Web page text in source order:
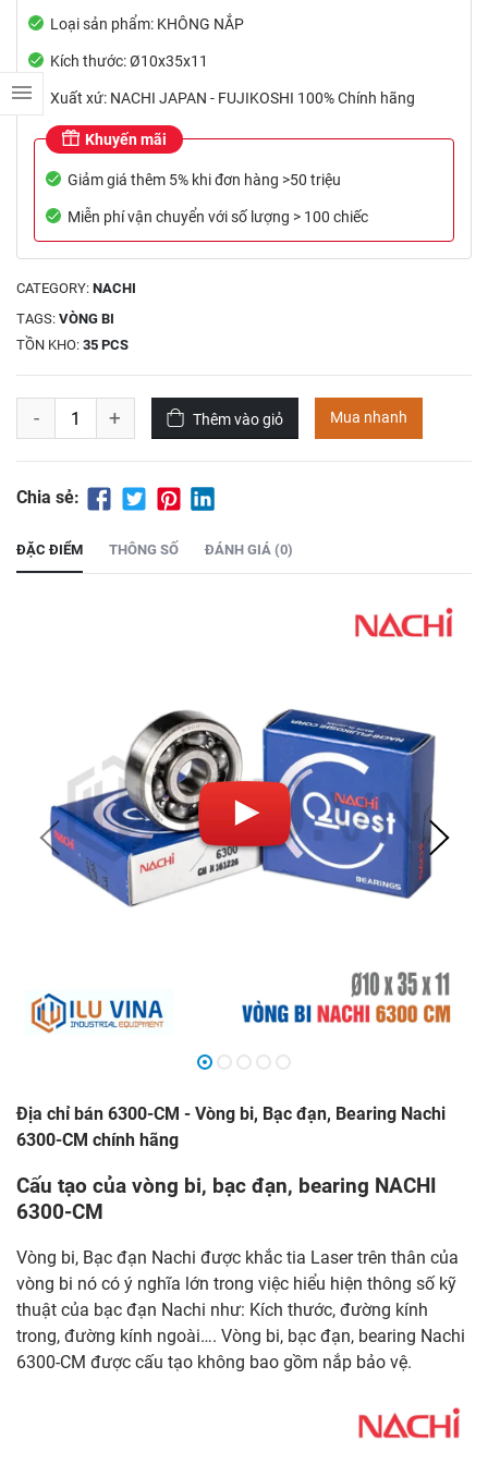
Loại sản phẩm: KHÔNG NẮP
Kích thước: Ø10x35x11
Xuất xứ: NACHI JAPAN - FUJIKOSHI 100% Chính hãng
Khuyến mãi
Giảm giá thêm 5% khi đơn hàng >50 triệu
Miễn phí vận chuyển với số lượng > 100 chiếc
CATEGORY: NACHI
TAGS: VÒNG BI
TỒN KHO: 35 PCS
- + Thêm vào giỏ Mua nhanh
Chia sẻ:
ĐẶC ĐIỂM THÔNG SỐ ĐÁNH GIÁ (0)
Địa chỉ bán 6300-CM - Vòng bi, Bạc đạn, Bearing Nachi
6300-CM chính hãng
Cấu tạo của vòng bi, bạc đạn, bearing NACHI
6300-CM
Vòng bi, Bạc đạn Nachi được khắc tia Laser trên thân của
vòng bi nó có ý nghĩa lớn trong việc hiểu hiện thông số kỹ
thuật của bạc đạn Nachi như: Kích thước, đường kính
trong, đường kính ngoài…. Vòng bi, bạc đạn, bearing Nachi
6300-CM được cấu tạo không bao gồm nắp bảo vệ.